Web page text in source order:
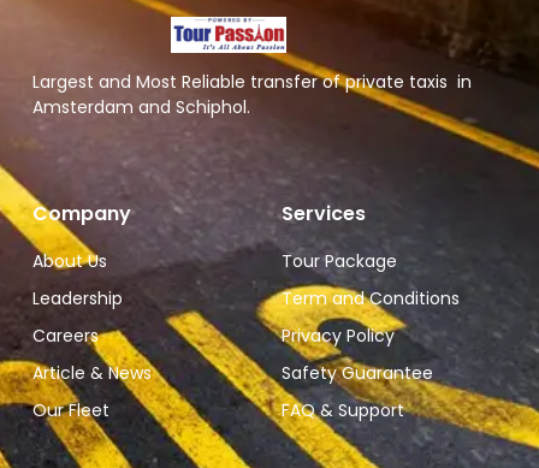
Largest and Most Reliable transfer of private taxis in
Amsterdam and Schiphol.
Company
About Us
Leadership
Careers
Article & News
Our Fleet
Services
Tour Package
Term and Conditions
Privacy Policy
Safety Guarantee
FAQ & Support